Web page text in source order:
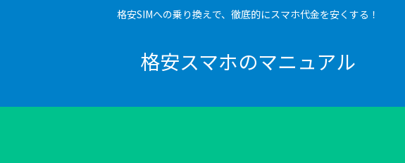
格安SIMへの乗り換えで、徹底的にスマホ代金を安くする！
格安スマホのマニュアル